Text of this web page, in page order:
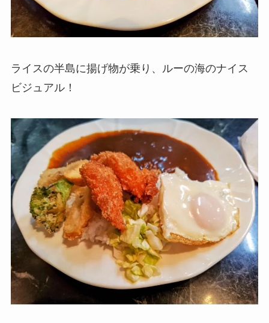
ライスの半島に揚げ物が乗り、ルーの海のナイス
ビジュアル！